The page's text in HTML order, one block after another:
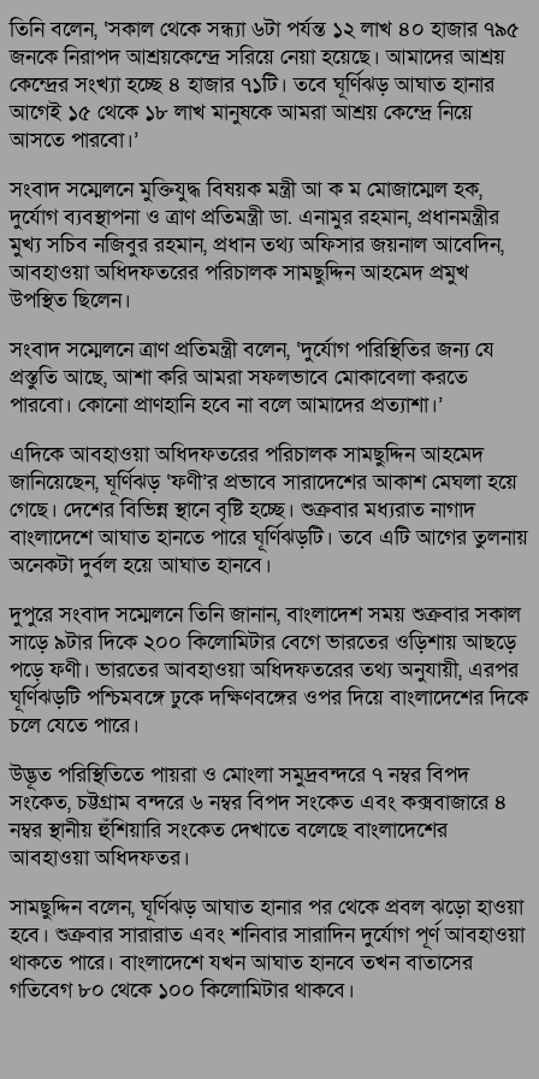
তিনি বলেন, ‘সকাল থেকে সন্ধ্যা ৬টা পর্যন্ত ১২ লাখ ৪০ হাজার ৭৯৫
জনকে নিরাপদ আশ্রয়কেন্দ্রে সরিয়ে নেয়া হয়েছে। আমাদের আশ্রয়
কেন্দ্রের সংখ্যা হচ্ছে ৪ হাজার ৭১টি। তবে ঘূর্ণিঝড় আঘাত হানার
আগেই ১৫ থেকে ১৮ লাখ মানুষকে আমরা আশ্রয় কেন্দ্রে নিয়ে
আসতে পারবো।’
সংবাদ সম্মেলনে মুক্তিযুদ্ধ বিষয়ক মন্ত্রী আ ক ম মোজাম্মেল হক,
দুর্যোগ ব্যবস্থাপনা ও ত্রাণ প্রতিমন্ত্রী ডা. এনামুর রহমান, প্রধানমন্ত্রীর
মুখ্য সচিব নজিবুর রহমান, প্রধান তথ্য অফিসার জয়নাল আবেদিন,
আবহাওয়া অধিদফতরের পরিচালক সামছুদ্দিন আহমেদ প্রমুখ
উপস্থিত ছিলেন।
সংবাদ সম্মেলনে ত্রাণ প্রতিমন্ত্রী বলেন, ‘দুর্যোগ পরিস্থিতির জন্য যে
প্রস্তুতি আছে, আশা করি আমরা সফলভাবে মোকাবেলা করতে
পারবো। কোনো প্রাণহানি হবে না বলে আমাদের প্রত্যাশা।’
এদিকে আবহাওয়া অধিদফতরের পরিচালক সামছুদ্দিন আহমেদ
জানিয়েছেন, ঘূর্ণিঝড় ‘ফণী’র প্রভাবে সারাদেশের আকাশ মেঘলা হয়ে
গেছে। দেশের বিভিন্ন স্থানে বৃষ্টি হচ্ছে। শুক্রবার মধ্যরাত নাগাদ
বাংলাদেশে আঘাত হানতে পারে ঘূর্ণিঝড়টি। তবে এটি আগের তুলনায়
অনেকটা দুর্বল হয়ে আঘাত হানবে।
দুপুরে সংবাদ সম্মেলনে তিনি জানান, বাংলাদেশ সময় শুক্রবার সকাল
সাড়ে ৯টার দিকে ২০০ কিলোমিটার বেগে ভারতের ওড়িশায় আছড়ে
পড়ে ফণী। ভারতের আবহাওয়া অধিদফতরের তথ্য অনুযায়ী, এরপর
ঘূর্ণিঝড়টি পশ্চিমবঙ্গে ঢুকে দক্ষিণবঙ্গের ওপর দিয়ে বাংলাদেশের দিকে
চলে যেতে পারে।
উদ্ভূত পরিস্থিতিতে পায়রা ও মোংলা সমুদ্রবন্দরে ৭ নম্বর বিপদ
সংকেত, চট্টগ্রাম বন্দরে ৬ নম্বর বিপদ সংকেত এবং কক্সবাজারে ৪
নম্বর স্থানীয় হুঁশিয়ারি সংকেত দেখাতে বলেছে বাংলাদেশের
আবহাওয়া অধিদফতর।
সামছুদ্দিন বলেন, ঘূর্ণিঝড় আঘাত হানার পর থেকে প্রবল ঝড়ো হাওয়া
হবে। শুক্রবার সারারাত এবং শনিবার সারাদিন দুর্যোগ পূর্ণ আবহাওয়া
থাকতে পারে। বাংলাদেশে যখন আঘাত হানবে তখন বাতাসের
গতিবেগ ৮০ থেকে ১০০ কিলোমিটার থাকবে।